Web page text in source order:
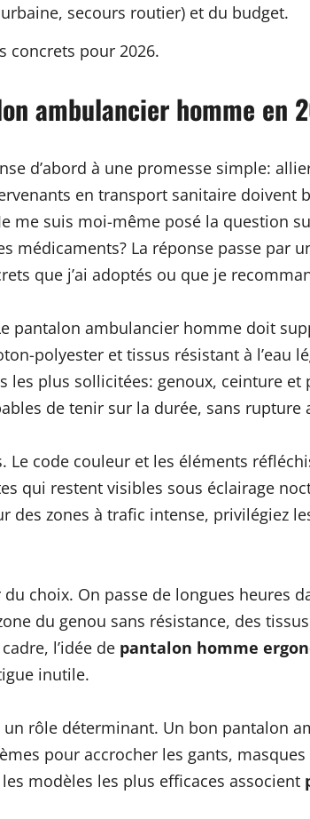
secours routier) et du budget.
concrets pour 2026.
ambulancier homme en
d’abord à une promesse simple:
en transport sanitaire doivent
me suis moi-même posé la question
médicaments? La réponse passe par
que j’ai adoptés ou que je
pantalon ambulancier homme doit
polyester et tissus résistant à
plus sollicitées: genoux, ceinture et
de tenir sur la durée, sans
Le code couleur et les éléments
qui restent visibles sous éclairage
zones à trafic intense, privilégiez
choix. On passe de longues heures
du genou sans résistance, des
l’idée de pantalon homme
inutile.
rôle déterminant. Un bon pantalon
pour accrocher les gants,
modèles les plus efficaces associent